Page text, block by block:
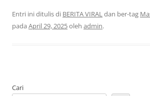
Entri ini ditulis di BERITA VIRALdan ber-tag
pada April 29, 2025oleh admin.
Cari